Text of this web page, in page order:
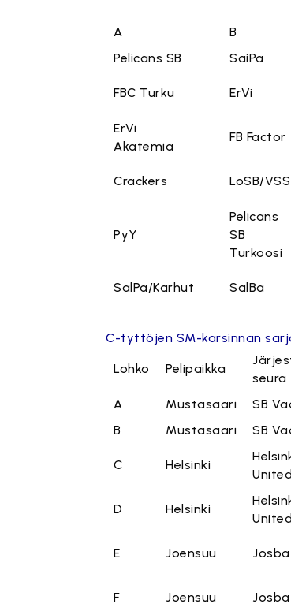
A B
Pelicans SB
SaiPa
FBC Turku ErVi
ErVi
Akatemia
FB Factor
Crackers LoSB/VSS
PyY
Pelicans
SB
Turkoosi
SalPa/Karhut SalBa
C-tyttöjen SM-karsinnan
Lohko Pelipaikka
seura
A Mustasaari SB
B
Mustasaari SB
C Helsinki
United
D Helsinki
United
E Joensuu Josba
F Joensuu Josba